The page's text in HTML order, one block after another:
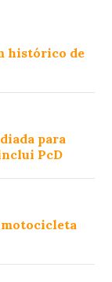
histórico de
para
PcD
motocicleta